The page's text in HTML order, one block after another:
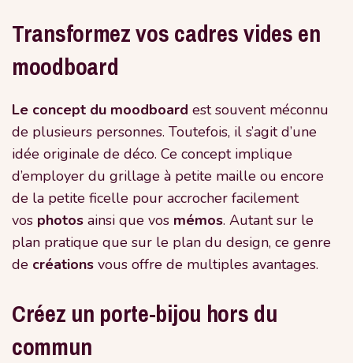
Transformez vos cadres vides en
moodboard
Le concept du moodboard est souvent méconnu
de plusieurs personnes. Toutefois, il s’agit d’une
idée originale de déco. Ce concept implique
d’employer du grillage à petite maille ou encore
de la petite ficelle pour accrocher facilement
vos photos ainsi que vos mémos. Autant sur le
plan pratique que sur le plan du design, ce genre
de créations vous offre de multiples avantages.
Créez un porte-bijou hors du
commun